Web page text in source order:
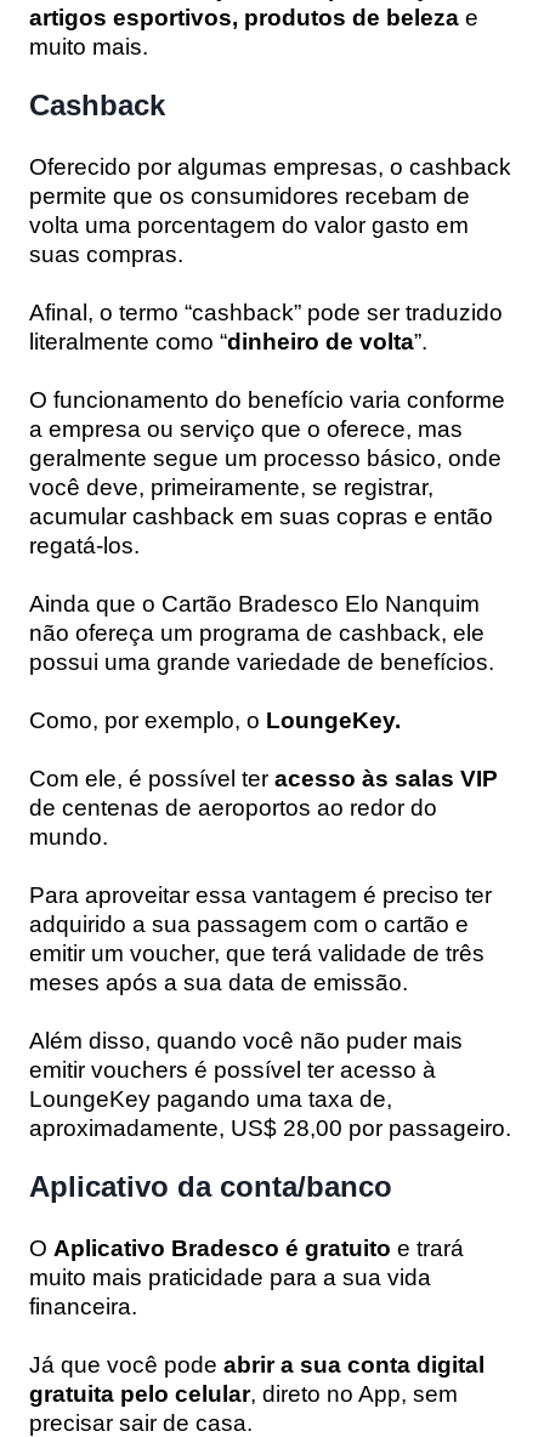
artigos esportivos, produtos de beleza e
muito mais.
Cashback
Oferecido por algumas empresas, o cashback
permite que os consumidores recebam de
volta uma porcentagem do valor gasto em
suas compras.
Afinal, o termo “cashback” pode ser traduzido
literalmente como “dinheiro de volta”.
O funcionamento do benefício varia conforme
a empresa ou serviço que o oferece, mas
geralmente segue um processo básico, onde
você deve, primeiramente, se registrar,
acumular cashback em suas copras e então
regatá-los.
Ainda que o Cartão Bradesco Elo Nanquim
não ofereça um programa de cashback, ele
possui uma grande variedade de benefícios.
Como, por exemplo, o LoungeKey.
Com ele, é possível ter acesso às salas VIP
de centenas de aeroportos ao redor do
mundo.
Para aproveitar essa vantagem é preciso ter
adquirido a sua passagem com o cartão e
emitir um voucher, que terá validade de três
meses após a sua data de emissão.
Além disso, quando você não puder mais
emitir vouchers é possível ter acesso à
LoungeKey pagando uma taxa de,
aproximadamente, US$ 28,00 por passageiro.
Aplicativo da conta/banco
O Aplicativo Bradesco é gratuito e trará
muito mais praticidade para a sua vida
financeira.
Já que você pode abrir a sua conta digital
gratuita pelo celular, direto no App, sem
precisar sair de casa.